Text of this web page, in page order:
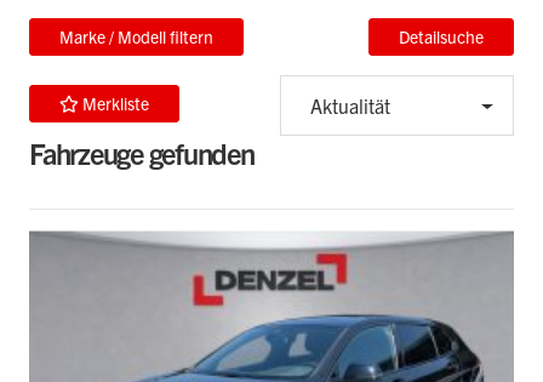
Marke / Modell filtern Detailsuche
Merkliste Aktualität
Fahrzeuge gefunden